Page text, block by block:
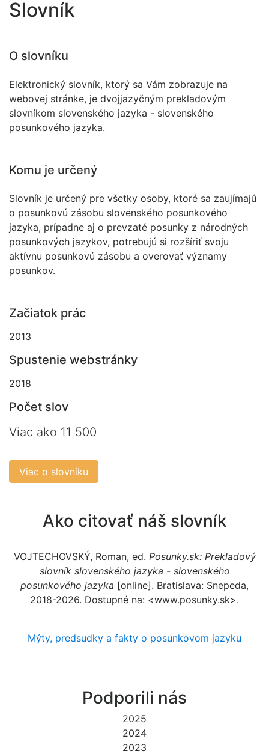
Slovník
O slovníku
Elektronický slovník, ktorý sa Vám zobrazuje na
webovej stránke, je dvojjazyčným prekladovým
slovníkom slovenského jazyka - slovenského
posunkového jazyka.
Komu je určený
Slovník je určený pre všetky osoby, ktoré sa zaujímajú
o posunkovú zásobu slovenského posunkového
jazyka, prípadne aj o prevzaté posunky z národných
posunkových jazykov, potrebujú si rozšíriť svoju
aktívnu posunkovú zásobu a overovať významy
posunkov.
Začiatok prác
2013
Spustenie webstránky
2018
Počet slov
Viac ako 11 500
Viac o slovníku
Ako citovať náš slovník
VOJTECHOVSKÝ, Roman, ed. Posunky.sk: Prekladový
slovník slovenského jazyka - slovenského
posunkového jazyka [online]. Bratislava: Snepeda,
2018-2026. Dostupné na: <www.posunky.sk>.
Mýty, predsudky a fakty o posunkovom jazyku
Podporili nás
2025
2024
2023